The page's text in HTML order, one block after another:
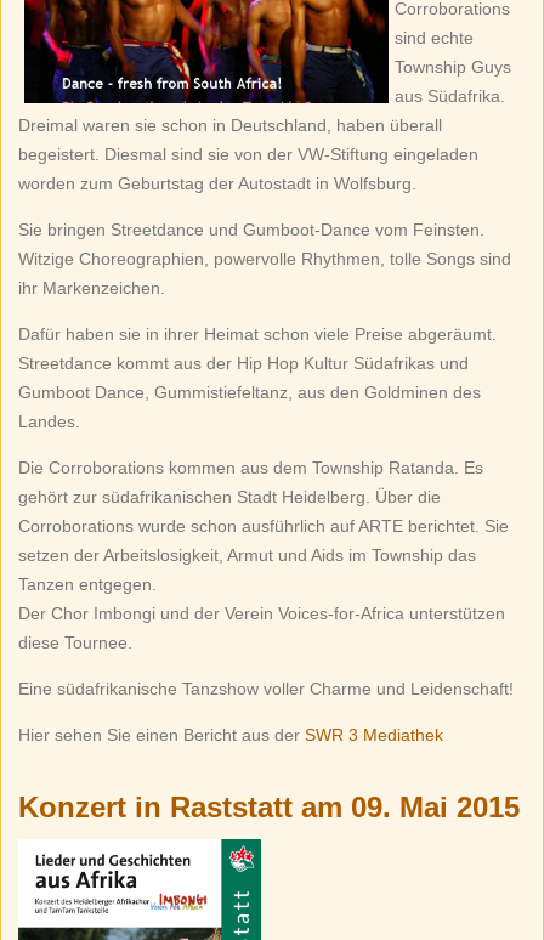
Corroborations
sind echte
Township Guys
aus Südafrika.
Dreimal waren sie schon in Deutschland, haben überall
begeistert. Diesmal sind sie von der VW-Stiftung eingeladen
worden zum Geburtstag der Autostadt in Wolfsburg.
Sie bringen Streetdance und Gumboot-Dance vom Feinsten.
Witzige Choreographien, powervolle Rhythmen, tolle Songs sind
ihr Markenzeichen.
Dafür haben sie in ihrer Heimat schon viele Preise abgeräumt.
Streetdance kommt aus der Hip Hop Kultur Südafrikas und
Gumboot Dance, Gummistiefeltanz, aus den Goldminen des
Landes.
Die Corroborations kommen aus dem Township Ratanda. Es
gehört zur südafrikanischen Stadt Heidelberg. Über die
Corroborations wurde schon ausführlich auf ARTE berichtet. Sie
setzen der Arbeitslosigkeit, Armut und Aids im Township das
Tanzen entgegen.
Der Chor Imbongi und der Verein Voices-for-Africa unterstützen
diese Tournee.
Eine südafrikanische Tanzshow voller Charme und Leidenschaft!
Hier sehen Sie einen Bericht aus der SWR 3 Mediathek
Konzert in Raststatt am 09. Mai 2015